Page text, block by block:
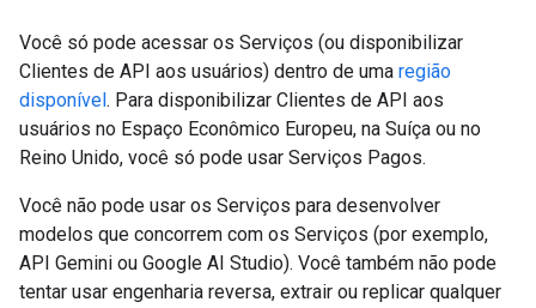
Você só pode acessar os Serviços (ou disponibilizar
Clientes de API aos usuários) dentro de uma região
disponível. Para disponibilizar Clientes de API aos
usuários no Espaço Econômico Europeu, na Suíça ou no
Reino Unido, você só pode usar Serviços Pagos.
Você não pode usar os Serviços para desenvolver
modelos que concorrem com os Serviços (por exemplo,
API Gemini ou Google AI Studio). Você também não pode
tentar usar engenharia reversa, extrair ou replicar qualquer